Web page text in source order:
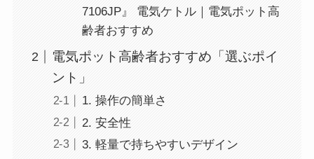
7106JP』 電気ケトル｜電気ポット高
齢者おすすめ
電気ポット高齢者おすすめ「選ぶポイ
ント」
1. 操作の簡単さ
2. 安全性
3. 軽量で持ちやすいデザイン